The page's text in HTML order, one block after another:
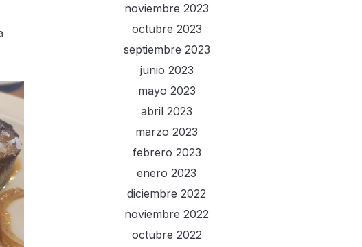
noviembre 2023
octubre 2023
septiembre 2023
junio 2023
mayo 2023
abril 2023
marzo 2023
febrero 2023
enero 2023
diciembre 2022
noviembre 2022
octubre 2022